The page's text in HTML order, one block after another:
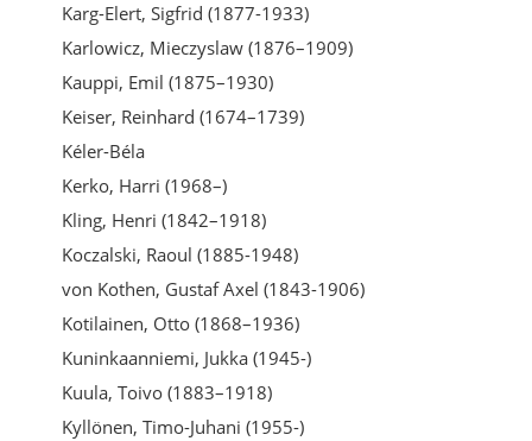
Karg-Elert, Sigfrid (1877-1933)
Karlowicz, Mieczyslaw (1876–1909)
Kauppi, Emil (1875–1930)
Keiser, Reinhard (1674–1739)
Kéler-Béla
Kerko, Harri (1968–)
Kling, Henri (1842–1918)
Koczalski, Raoul (1885-1948)
von Kothen, Gustaf Axel (1843-1906)
Kotilainen, Otto (1868–1936)
Kuninkaanniemi, Jukka (1945-)
Kuula, Toivo (1883–1918)
Kyllönen, Timo-Juhani (1955-)